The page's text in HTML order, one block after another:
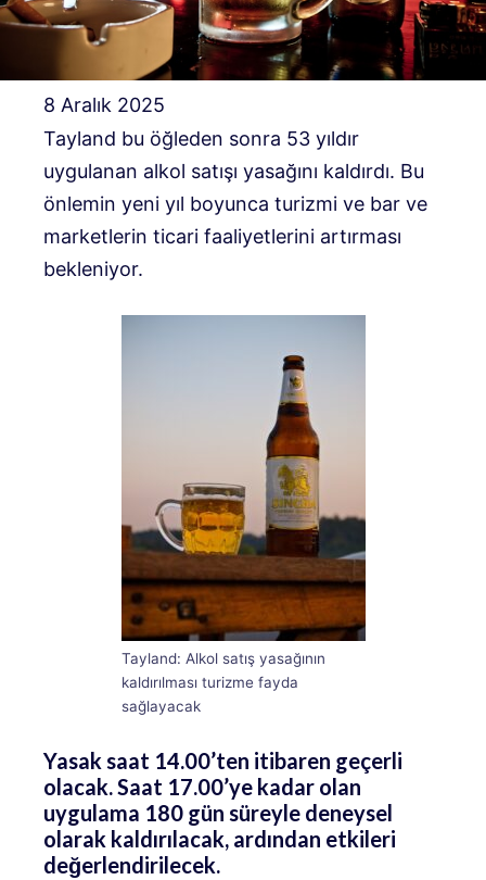
8 Aralık 2025
Tayland bu öğleden sonra 53 yıldır
uygulanan alkol satışı yasağını kaldırdı. Bu
önlemin yeni yıl boyunca turizmi ve bar ve
marketlerin ticari faaliyetlerini artırması
bekleniyor.
Tayland: Alkol satış yasağının
kaldırılması turizme fayda
sağlayacak
Yasak saat 14.00’ten itibaren geçerli
olacak. Saat 17.00’ye kadar olan
uygulama 180 gün süreyle deneysel
olarak kaldırılacak, ardından etkileri
değerlendirilecek.